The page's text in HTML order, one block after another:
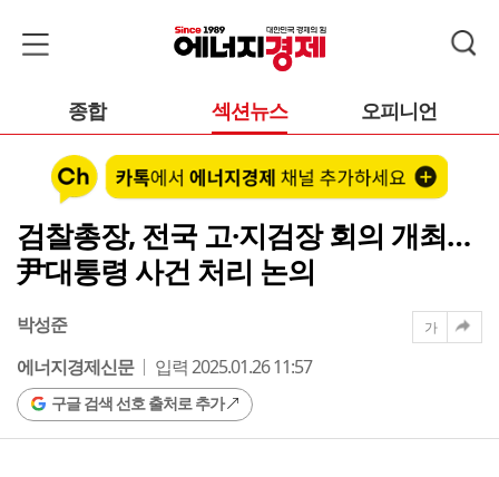
종합 섹션뉴스 오피니언
검찰총장, 전국 고·지검장 회의 개최…
尹대통령 사건 처리 논의
박성준
에너지경제신문
입력 2025.01.26 11:57
구글 검색 선호 출처로 추가
가